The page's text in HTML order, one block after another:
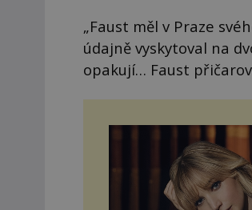
„Faust měl v Praze
údajně vyskytoval na
opakují… Faust